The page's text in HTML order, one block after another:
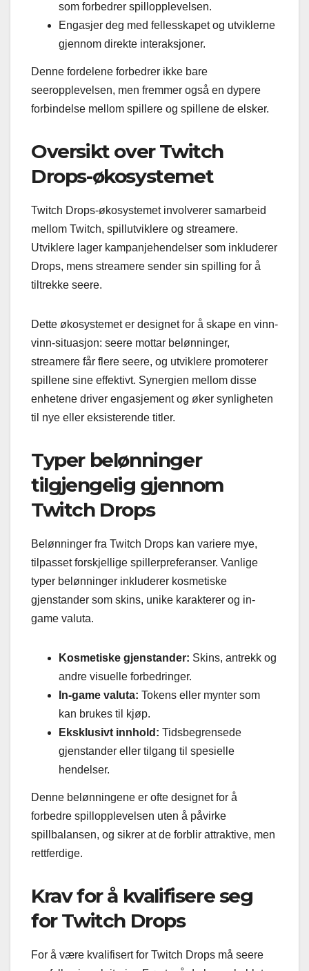
som forbedrer spillopplevelsen.
Engasjer deg med fellesskapet og utviklerne
gjennom direkte interaksjoner.
Denne fordelene forbedrer ikke bare
seeropplevelsen, men fremmer også en dypere
forbindelse mellom spillere og spillene de elsker.
Oversikt over Twitch
Drops-økosystemet
Twitch Drops-økosystemet involverer samarbeid
mellom Twitch, spillutviklere og streamere.
Utviklere lager kampanjehendelser som inkluderer
Drops, mens streamere sender sin spilling for å
tiltrekke seere.
Dette økosystemet er designet for å skape en vinn-
vinn-situasjon: seere mottar belønninger,
streamere får flere seere, og utviklere promoterer
spillene sine effektivt. Synergien mellom disse
enhetene driver engasjement og øker synligheten
til nye eller eksisterende titler.
Typer belønninger
tilgjengelig gjennom
Twitch Drops
Belønninger fra Twitch Drops kan variere mye,
tilpasset forskjellige spillerpreferanser. Vanlige
typer belønninger inkluderer kosmetiske
gjenstander som skins, unike karakterer og in-
game valuta.
Kosmetiske gjenstander: Skins, antrekk og
andre visuelle forbedringer.
In-game valuta: Tokens eller mynter som
kan brukes til kjøp.
Eksklusivt innhold: Tidsbegrensede
gjenstander eller tilgang til spesielle
hendelser.
Denne belønningene er ofte designet for å
forbedre spillopplevelsen uten å påvirke
spillbalansen, og sikrer at de forblir attraktive, men
rettferdige.
Krav for å kvalifisere seg
for Twitch Drops
For å være kvalifisert for Twitch Drops må seere